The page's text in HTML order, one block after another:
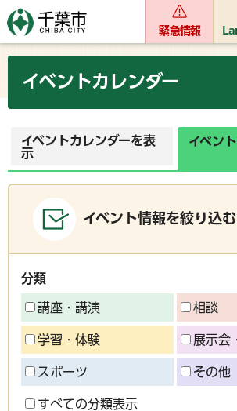
緊急情報
イベントカレンダー
イベントカレンダーを表
示
イベン
イベント情報を絞り込む
分類
講座・講演 相談
学習・体験 展示会
スポーツ その他
すべての分類表示